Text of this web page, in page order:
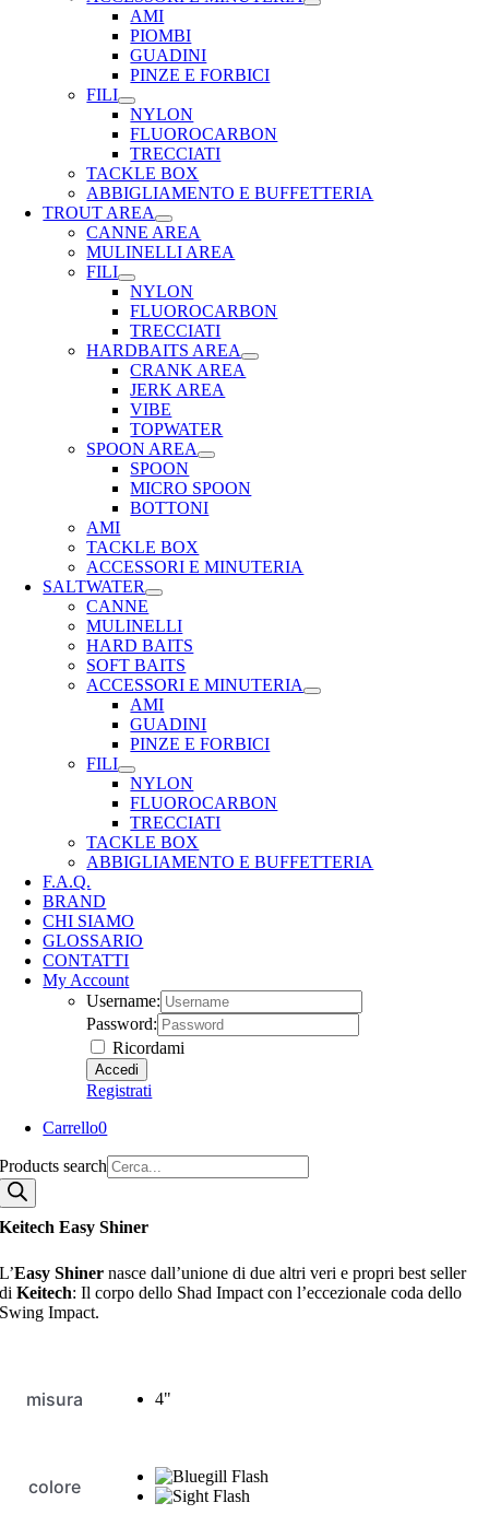
AMI
PIOMBI
GUADINI
PINZE E FORBICI
FILI
NYLON
FLUOROCARBON
TRECCIATI
TACKLE BOX
ABBIGLIAMENTO E BUFFETTERIA
TROUT AREA
CANNE AREA
MULINELLI AREA
FILI
NYLON
FLUOROCARBON
TRECCIATI
HARDBAITS AREA
CRANK AREA
JERK AREA
VIBE
TOPWATER
SPOON AREA
SPOON
MICRO SPOON
BOTTONI
AMI
TACKLE BOX
ACCESSORI E MINUTERIA
SALTWATER
CANNE
MULINELLI
HARD BAITS
SOFT BAITS
ACCESSORI E MINUTERIA
AMI
GUADINI
PINZE E FORBICI
FILI
NYLON
FLUOROCARBON
TRECCIATI
TACKLE BOX
ABBIGLIAMENTO E BUFFETTERIA
F.A.Q.
BRAND
CHI SIAMO
GLOSSARIO
CONTATTI
My Account
Username:
Password:
Ricordami
Registrati
Carrello0
Products search
Keitech Easy Shiner
L’Easy Shiner nasce dall’unione di due altri veri e propri best seller
diKeitech: Il corpo dello Shad Impact con l’eccezionale coda dello
Swing Impact.
misura 4"
colore